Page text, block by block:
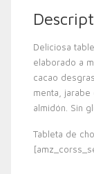
Deliciosa
elaborado a
cacao
menta, jarabe
almidón. Sin
Tableta de